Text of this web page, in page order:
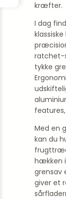
kræfter.
I dag
ratchet-
tykke
Med en
kan du
hækken
grensav
giver et